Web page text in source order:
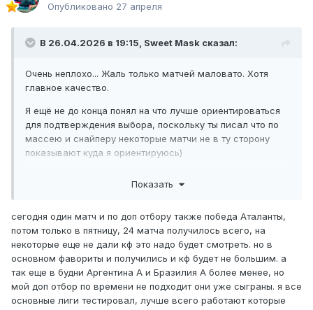
Опубликовано 27 апреля
В 26.04.2026 в 19:15, Sweet Mask сказал:
Очень неплохо... Жаль только матчей маловато. Хотя
главное качество.
Я ещё не до конца понял на что лучше ориентироваться
для подтверждения выбора, поскольку ты писал что по
массею и снайперу некоторые матчи не в ту сторону
показывают куда я ориентируюсь)
Показать
сегодня один матч и по доп отбору также победа Аталанты,
потом только в пятницу, 24 матча получилось всего, на
некоторые еще не дали кф это надо будет смотреть. но в
основном фавориты и получились и кф будет не большим. а
так еще в будни Аргентина А и Бразилия А более менее, но
мой доп отбор по времени не подходит они уже сыграны. я все
основные лиги тестировал, лучше всего работают которые